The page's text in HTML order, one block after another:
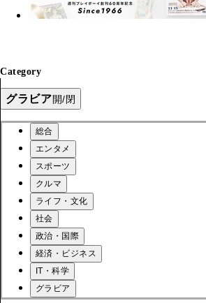
Category
グラビア開/閉
総合
エンタメ
スポーツ
クルマ
ライフ・文化
社会
政治・国際
経済・ビジネス
IT・科学
グラビア